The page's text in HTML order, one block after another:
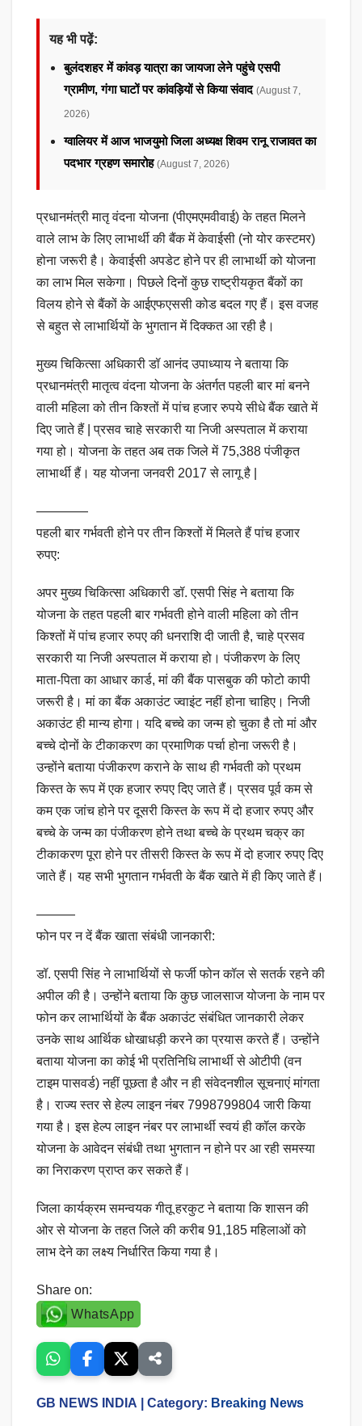
यह भी पढ़ें:
बुलंदशहर में कांवड़ यात्रा का जायजा लेने पहुंचे एसपी
ग्रामीण, गंगा घाटों पर कांवड़ियों से किया संवाद (August 7,
2026)
ग्वालियर में आज भाजयुमो जिला अध्यक्ष शिवम रानू राजावत का
पदभार ग्रहण समारोह (August 7, 2026)
प्रधानमंत्री मातृ वंदना योजना (पीएमएमवीवाई) के तहत मिलने
वाले लाभ के लिए लाभार्थी की बैंक में केवाईसी (नो योर कस्टमर)
होना जरूरी है। केवाईसी अपडेट होने पर ही लाभार्थी को योजना
का लाभ मिल सकेगा। पिछले दिनों कुछ राष्ट्रीयकृत बैंकों का
विलय होने से बैंकों के आईएफएससी कोड बदल गए हैं। इस वजह
से बहुत से लाभार्थियों के भुगतान में दिक्कत आ रही है।
मुख्य चिकित्सा अधिकारी डॉ आनंद उपाध्याय ने बताया कि
प्रधानमंत्री मातृत्व वंदना योजना के अंतर्गत पहली बार मां बनने
वाली महिला को तीन किश्तों में पांच हजार रुपये सीधे बैंक खाते में
दिए जाते हैं | प्रसव चाहे सरकारी या निजी अस्पताल में कराया
गया हो। योजना के तहत अब तक जिले में 75,388 पंजीकृत
लाभार्थी हैं। यह योजना जनवरी 2017 से लागू है |
————
पहली बार गर्भवती होने पर तीन किश्तों में मिलते हैं पांच हजार
रुपए:
अपर मुख्य चिकित्सा अधिकारी डॉ. एसपी सिंह ने बताया कि
योजना के तहत पहली बार गर्भवती होने वाली महिला को तीन
किश्तों में पांच हजार रुपए की धनराशि दी जाती है, चाहे प्रसव
सरकारी या निजी अस्पताल में कराया हो। पंजीकरण के लिए
माता-पिता का आधार कार्ड, मां की बैंक पासबुक की फोटो कापी
जरूरी है। मां का बैंक अकाउंट ज्वाइंट नहीं होना चाहिए। निजी
अकाउंट ही मान्य होगा। यदि बच्चे का जन्म हो चुका है तो मां और
बच्चे दोनों के टीकाकरण का प्रमाणिक पर्चा होना जरूरी है।
उन्होंने बताया पंजीकरण कराने के साथ ही गर्भवती को प्रथम
किस्त के रूप में एक हजार रुपए दिए जाते हैं। प्रसव पूर्व कम से
कम एक जांच होने पर दूसरी किस्त के रूप में दो हजार रुपए और
बच्चे के जन्म का पंजीकरण होने तथा बच्चे के प्रथम चक्र का
टीकाकरण पूरा होने पर तीसरी किस्त के रूप में दो हजार रुपए दिए
जाते हैं। यह सभी भुगतान गर्भवती के बैंक खाते में ही किए जाते हैं।
———
फोन पर न दें बैंक खाता संबंधी जानकारी:
डॉ. एसपी सिंह ने लाभार्थियों से फर्जी फोन कॉल से सतर्क रहने की
अपील की है। उन्होंने बताया कि कुछ जालसाज योजना के नाम पर
फोन कर लाभार्थियों के बैंक अकाउंट संबंधित जानकारी लेकर
उनके साथ आर्थिक धोखाधड़ी करने का प्रयास करते हैं। उन्होंने
बताया योजना का कोई भी प्रतिनिधि लाभार्थी से ओटीपी (वन
टाइम पासवर्ड) नहीं पूछता है और न ही संवेदनशील सूचनाएं मांगता
है। राज्य स्तर से हेल्प लाइन नंबर 7998799804 जारी किया
गया है। इस हेल्प लाइन नंबर पर लाभार्थी स्वयं ही कॉल करके
योजना के आवेदन संबंधी तथा भुगतान न होने पर आ रही समस्या
का निराकरण प्राप्त कर सकते हैं।
जिला कार्यक्रम समन्वयक गीतू हरकुट ने बताया कि शासन की
ओर से योजना के तहत जिले की करीब 91,185 महिलाओं को
लाभ देने का लक्ष्य निर्धारित किया गया है।
Share on:
WhatsApp
GB NEWS INDIA | Category: Breaking News